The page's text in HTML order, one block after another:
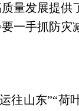
量发展提供
一手抓防灾
往山东”“荷